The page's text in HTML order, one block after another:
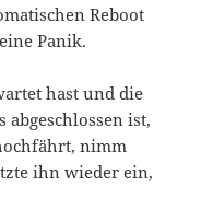
Reboot
Panik.
hast und die
abgeschlossen ist,
nimm
ihn wieder ein,